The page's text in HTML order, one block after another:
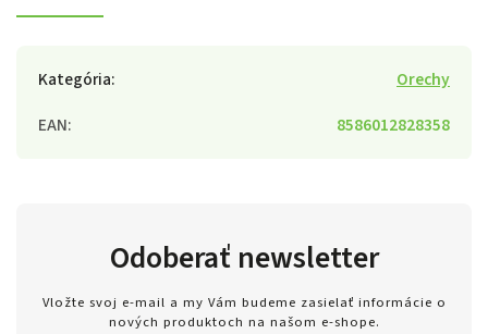
Kategória:
Orechy
EAN: 8586012828358
Odoberať newsletter
Vložte svoj e-mail a my Vám budeme zasielať informácie o
nových produktoch na našom e-shope.